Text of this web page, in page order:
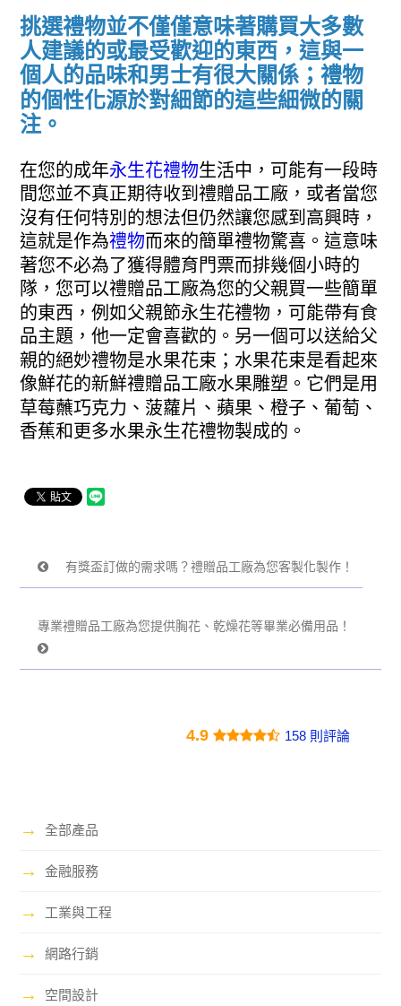
挑選禮物並不僅僅意味著購買大多數
人建議的或最受歡迎的東西，這與一
個人的品味和男士有很大關係；禮物
的個性化源於對細節的這些細微的關
注。
在您的成年永生花禮物生活中，可能有一段時
間您並不真正期待收到禮贈品工廠，或者當您
沒有任何特別的想法但仍然讓您感到高興時，
這就是作為禮物而來的簡單禮物驚喜。這意味
著您不必為了獲得體育門票而排幾個小時的
隊，您可以禮贈品工廠為您的父親買一些簡單
的東西，例如父親節永生花禮物，可能帶有食
品主題，他一定會喜歡的。另一個可以送給父
親的絕妙禮物是水果花束；水果花束是看起來
像鮮花的新鮮禮贈品工廠水果雕塑。它們是用
草莓蘸巧克力、菠蘿片、蘋果、橙子、葡萄、
香蕉和更多水果永生花禮物製成的。
有獎盃訂做的需求嗎？禮贈品工廠為您客製化製作！
專業禮贈品工廠為您提供胸花、乾燥花等畢業必備用品！
4.9 158 則評論
→ 全部產品
→ 金融服務
→ 工業與工程
→ 網路行銷
→ 空間設計